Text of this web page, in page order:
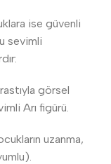
ise güvenli
sevimli
görsel
Arı figürü.
uzanma,